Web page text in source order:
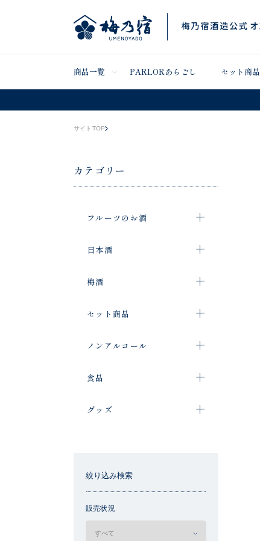
商品一覧 PARLORあらごし セット商品
サイトTOP
カテゴリー
フルーツのお酒
日本酒
梅酒
セット商品
ノンアルコール
食品
グッズ
絞り込み検索
販売状況